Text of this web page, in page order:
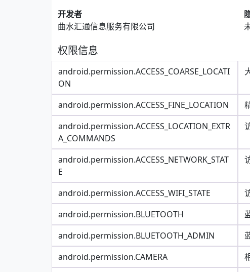
开发者
曲水汇通信息服务有限公司
权限信息
android.permission.ACCESS_COARSE_LOCATI
ON
android.permission.ACCESS_FINE_LOCATION
android.permission.ACCESS_LOCATION_EXTR
A_COMMANDS
android.permission.ACCESS_NETWORK_STAT
E
android.permission.ACCESS_WIFI_STATE
android.permission.BLUETOOTH
android.permission.BLUETOOTH_ADMIN
android.permission.CAMERA